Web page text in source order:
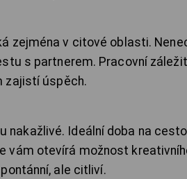
zejména v citové oblasti.
s partnerem. Pracovní
zajistí úspěch.
nakažlivé. Ideální doba na
vám otevírá možnost
ale citliví.